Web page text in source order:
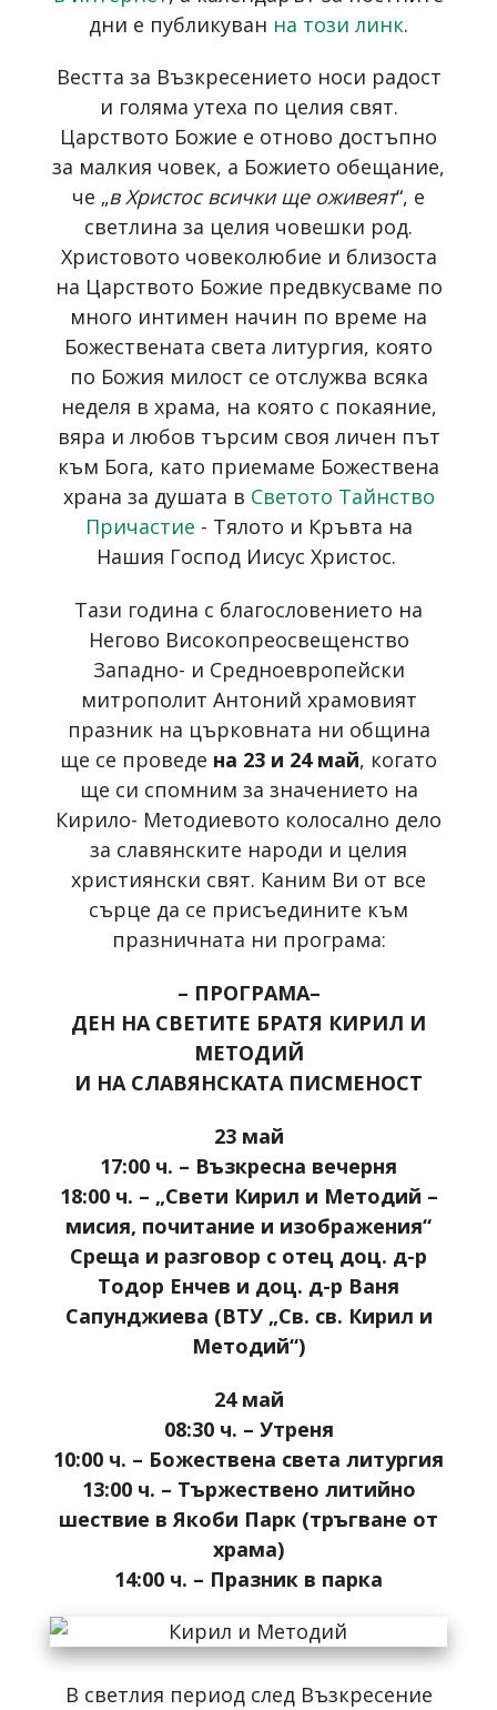
дни е публикуван на този линк.
Вестта за Възкресението носи радост
и голяма утеха по целия свят.
Царството Божие е отново достъпно
за малкия човек, а Божието обещание,
че „в Христос всички ще оживеят“, е
светлина за целия човешки род.
Христовото човеколюбие и близоста
на Царството Божие предвкусваме по
много интимен начин по време на
Божествената света литургия, която
по Божия милост се отслужва всяка
неделя в храма, на която с покаяние,
вяра и любов търсим своя личен път
към Бога, като приемаме Божествена
храна за душата в Светото Тайнство
Причастие - Тялото и Кръвта на
Нашия Господ Иисус Христос.
Тази година с благословението на
Негово Високопреосвещенство
Западно- и Средноевропейски
митрополит Антоний храмовият
празник на църковната ни община
ще се проведе на 23 и 24 май, когато
ще си спомним за значението на
Кирило- Методиевото колосално дело
за славянските народи и целия
християнски свят. Каним Ви от все
сърце да се присъедините към
празничната ни програма:
– ПРОГРАМА–
ДЕН НА СВЕТИТЕ БРАТЯ КИРИЛ И
МЕТОДИЙ
И НА СЛАВЯНСКАТА ПИСМЕНОСТ
23 май
17:00 ч. – Възкресна вечерня
18:00 ч. – „Свети Кирил и Методий –
мисия, почитание и изображения“
Среща и разговор с отец доц. д-р
Тодор Енчев и доц. д-р Ваня
Сапунджиева (ВТУ „Св. св. Кирил и
Методий“)
24 май
08:30 ч. – Утреня
10:00 ч. – Божествена света литургия
13:00 ч. – Тържествено литийно
шествие в Якоби Парк (тръгване от
храма)
14:00 ч. – Празник в парка
В светлия период след Възкресение